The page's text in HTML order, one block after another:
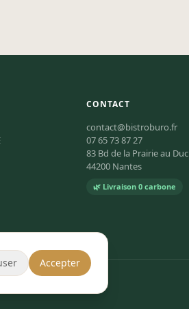
CONTACT
contact@bistroburo.fr
07 65 73 87 27
83 Bd de la Prairie au Duc
44200 Nantes
🌿 Livraison 0 carbone
Accepter